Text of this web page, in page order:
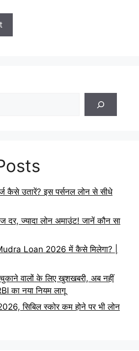
कैसे उतारें? इस पर्सनल लोन से सीधे
दर, ज्यादा लोन अमाउंट! जानें कौन सा
Loan 2026 में कैसे मिलेगा? |
वालों के लिए खुशखबरी, अब नहीं
का नया नियम लागू
सिबिल स्कोर कम होने पर भी लोन